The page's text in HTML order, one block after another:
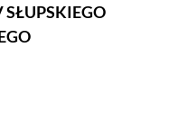
SŁUPSKIEGO